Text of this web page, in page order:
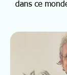
dans ce